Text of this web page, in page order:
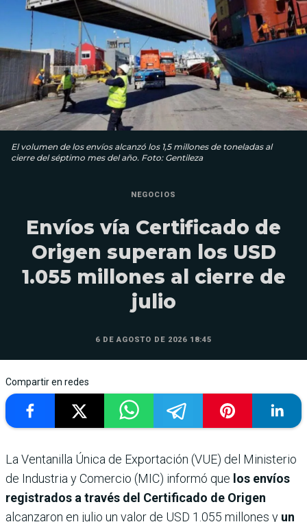
El volumen de los envíos alcanzó los 1,5 millones de toneladas al
cierre del séptimo mes del año. Foto: Gentileza
NEGOCIOS
Envíos vía Certificado de
Origen superan los USD
1.055 millones al cierre de
julio
6 DE AGOSTO DE 2026 18:45
Compartir en redes
La Ventanilla Única de Exportación (VUE) del Ministerio
de Industria y Comercio (MIC) informó que los envíos
registrados a través del Certificado de Origen
alcanzaron en julio un valor de USD 1.055 millones y un